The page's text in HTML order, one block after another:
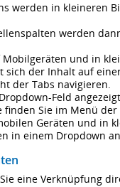
werden in kleineren
werden
und in
der Inhalt auf
der Tabs navigieren.
Feld
Sie im Menü der
Geräten und in
in einem Dropdown
eine Verknüpfung